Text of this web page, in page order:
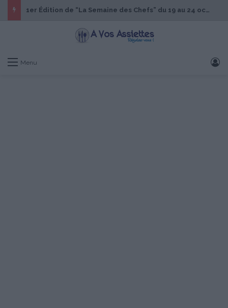
1er Édition de “La Semaine des Chefs” du 19 au 24 octobre 2026
Menu